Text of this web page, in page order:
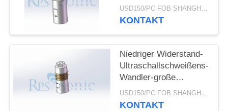
Innenraum-Ordnung
USD150/PC FOB SHANGHAI MOQ:1pcs
KONTAKT
Niedriger Widerstand-
Ultraschallschweißens-
Wandler-große
Umfangs-Dichtung
USD150/PC FOB SHANGHAI MOQ:1pcs
KONTAKT